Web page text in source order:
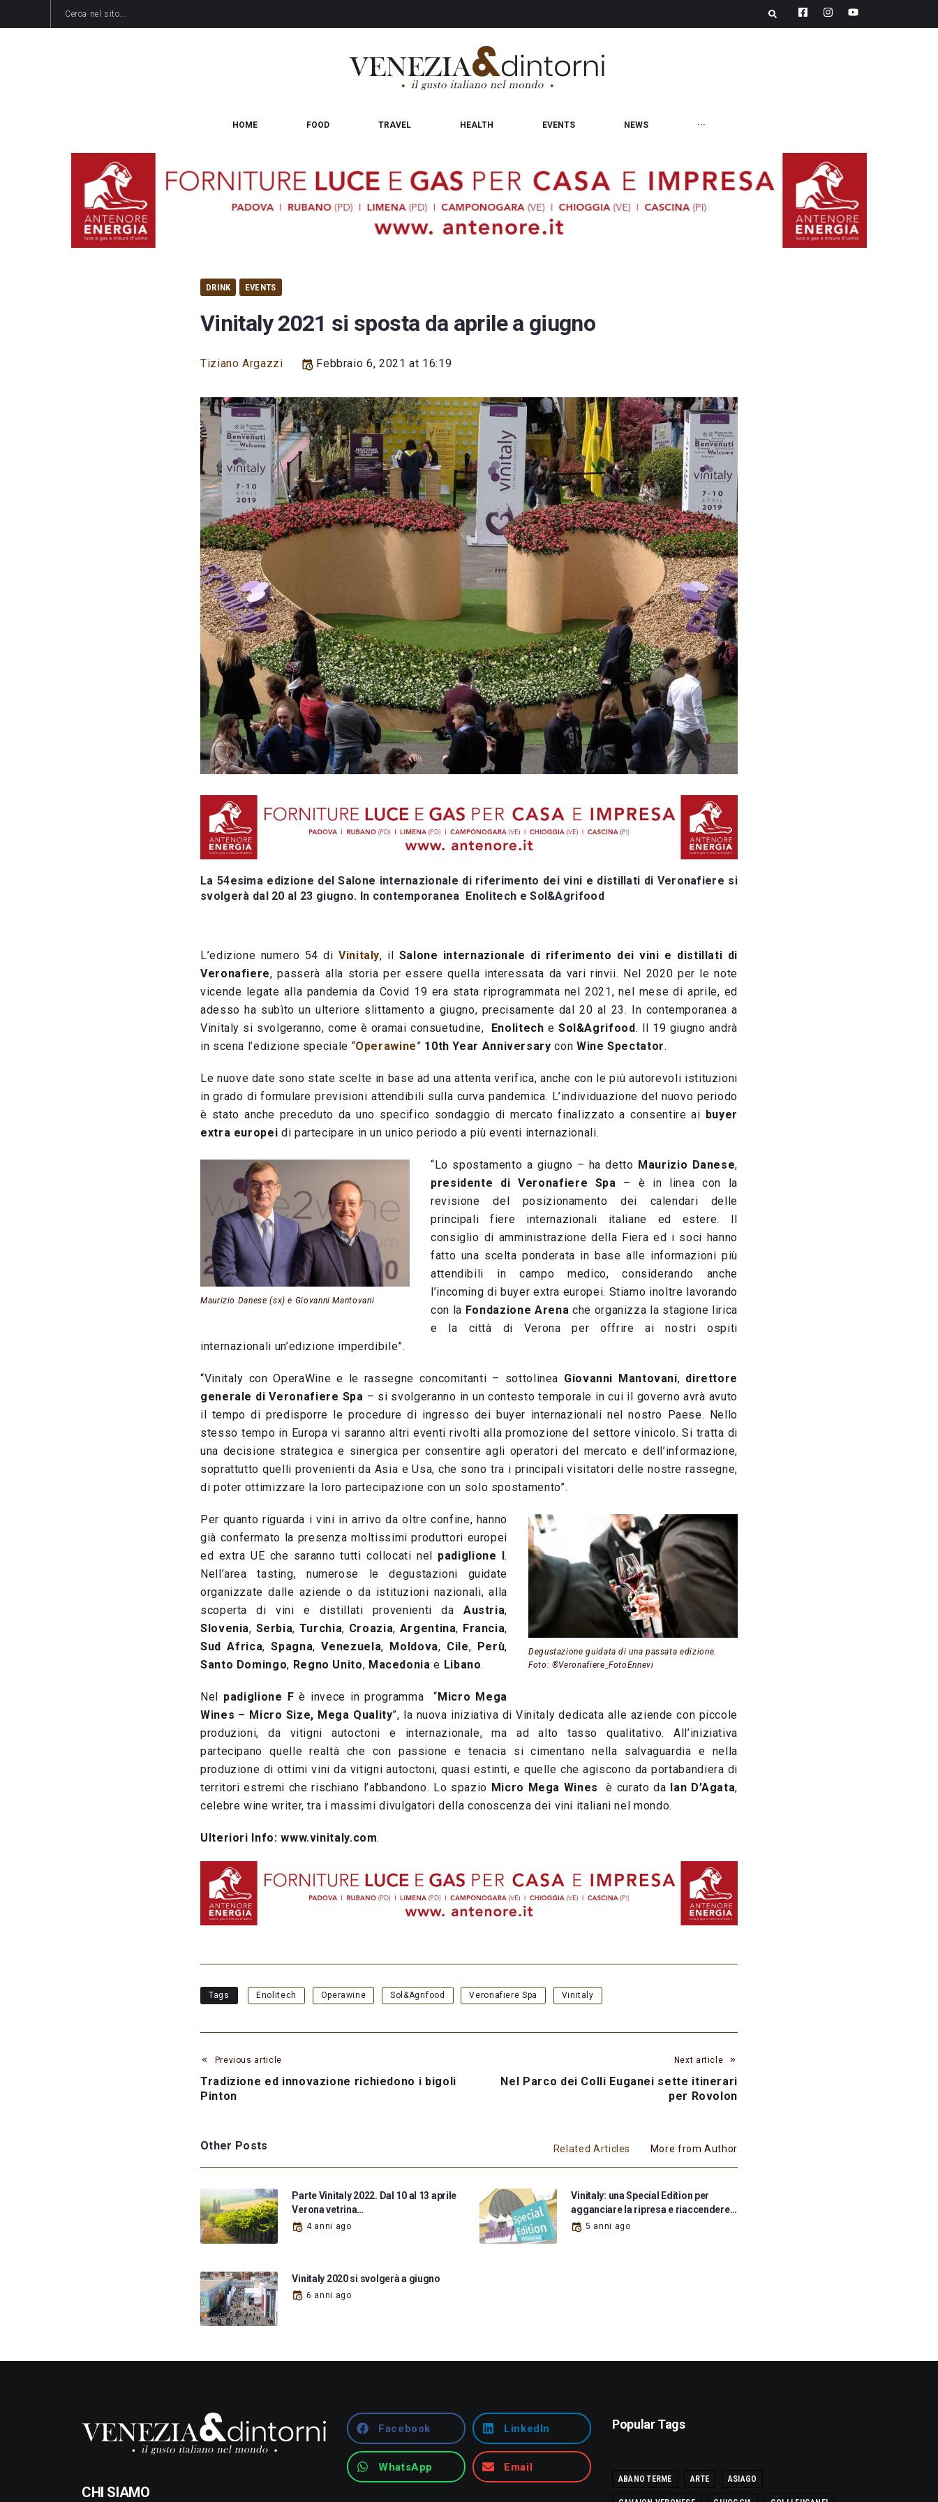
HOME FOOD TRAVEL HEALTH EVENTS NEWS ···
DRINK EVENTS
Vinitaly 2021 si sposta da aprile a giugno
Tiziano Argazzi Febbraio 6, 2021 at 16:19
La 54esima edizione del Salone internazionale di riferimento dei vini e distillati di Veronafiere si
svolgerà dal 20 al 23 giugno. In contemporanea Enolitech e Sol&Agrifood
L’edizione numero 54 diVinitaly, il Salone internazionale di riferimento dei vini e distillati di
Veronafiere, passerà alla storia per essere quella interessata da vari rinvii. Nel 2020 per le note
vicende legate alla pandemia da Covid 19 era stata riprogrammata nel 2021, nel mese di aprile, ed
adesso ha subìto un ulteriore slittamento a giugno, precisamente dal 20 al 23. In contemporanea a
Vinitaly si svolgeranno, come è oramai consuetudine,
Enolitech e Sol&Agrifood. Il 19 giugno andrà
in scena l’edizione speciale “Operawine” 10th Year Anniversary con Wine Spectator.
Le nuove date sono state scelte in base ad una attenta verifica, anche con le più autorevoli istituzioni
in grado di formulare previsioni attendibili sulla curva pandemica. L’individuazione del nuovo periodo
è stato anche preceduto da uno specifico sondaggio di mercato finalizzato a consentire ai buyer
extra europei di partecipare in un unico periodo a più eventi internazionali.
Maurizio Danese (sx) e Giovanni Mantovani
“Lo spostamento a giugno – ha detto Maurizio Danese,
presidente di Veronafiere Spa – è in linea con la
revisione del posizionamento dei calendari delle
principali fiere internazionali italiane ed estere. Il
consiglio di amministrazione della Fiera ed i soci hanno
fatto una scelta ponderata in base alle informazioni più
attendibili in campo medico, considerando anche
l’incoming di buyer extra europei. Stiamo inoltre lavorando
con la Fondazione Arena che organizza la stagione lirica
e la città di Verona per offrire ai nostri ospiti
internazionali un’edizione imperdibile”.
“Vinitaly con OperaWine e le rassegne concomitanti – sottolinea Giovanni Mantovani, direttore
generale di Veronafiere Spa – si svolgeranno in un contesto temporale in cui il governo avrà avuto
il tempo di predisporre le procedure di ingresso dei buyer internazionali nel nostro Paese. Nello
stesso tempo in Europa vi saranno altri eventi rivolti alla promozione del settore vinicolo. Si tratta di
una decisione strategica e sinergica per consentire agli operatori del mercato e dell’informazione,
soprattutto quelli provenienti da Asia e Usa, che sono tra i principali visitatori delle nostre rassegne,
di poter ottimizzare la loro partecipazione con un solo spostamento”.
Degustazione guidata di una passata edizione.
Foto: ®Veronafiere_FotoEnnevi
Per quanto riguarda i vini in arrivo da oltre confine, hanno
già confermato la presenza moltissimi produttori europei
ed extra UE che saranno tutti collocati nel padiglione I.
Nell’area tasting, numerose le degustazioni guidate
organizzate dalle aziende o da istituzioni nazionali, alla
scoperta di vini e distillati provenienti da Austria,
Slovenia, Serbia, Turchia, Croazia, Argentina, Francia,
Sud Africa,Spagna,Venezuela, Moldova, Cile, Perù,
Santo Domingo, Regno Unito, Macedonia e Libano.
Nel padiglione F è invece in programma “ Micro Mega
Wines – Micro Size, Mega Quality”, la nuova iniziativa di Vinitaly dedicata alle aziende con piccole
produzioni, da vitigni autoctoni e internazionale, ma ad alto tasso qualitativo. All’iniziativa
partecipano quelle realtà che con passione e tenacia si cimentano nella salvaguardia e nella
produzione di ottimi vini da vitigni autoctoni, quasi estinti, e quelle che agiscono da portabandiera di
territori estremi che rischiano l’abbandono. Lo spazio Micro Mega Wines è curato da Ian D’Agata,
celebre wine writer, tra i massimi divulgatori della conoscenza dei vini italiani nel mondo.
Ulteriori Info: www.vinitaly.com.
Tags Enolitech Operawine Sol&Agrifood Veronafiere Spa Vinitaly
Previous article
Tradizione ed innovazione richiedono i bigoli
Pinton
Next article
Nel Parco dei Colli Euganei sette itinerari
per Rovolon
Other Posts Related Articles More from Author
Parte Vinitaly 2022. Dal 10 al 13 aprile
Verona vetrina…
4 anni ago
Vinitaly: una Special Edition per
agganciare la ripresa e riaccendere…
5 anni ago
Vinitaly 2020 si svolgerà a giugno
6 anni ago
CHI SIAMO
Facebook LinkedIn
WhatsApp Email
Popular Tags
ABANO TERME ARTE ASIAGO